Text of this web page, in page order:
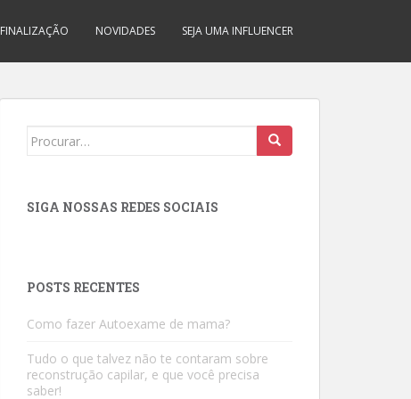
FINALIZAÇÃO NOVIDADES SEJA UMA INFLUENCER
Search
SIGA NOSSAS REDES SOCIAIS
POSTS RECENTES
Como fazer Autoexame de mama?
Tudo o que talvez não te contaram sobre
reconstrução capilar, e que você precisa
saber!